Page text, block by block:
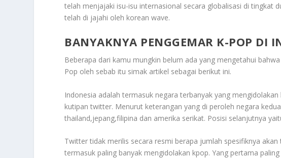
telah menjajaki isu-isu internasional secara globalisasi di tingkat
telah di jajahi oleh korean wave.
BANYAKNYA PENGGEMAR K-POP DI
Beberapa dari kamu mungkin belum ada yang mengetahui bahwa
Pop oleh sebab itu simak artikel sebagai berikut ini.
Indonesia adalah termasuk negara terbanyak yang
kutipan twitter. Menurut keterangan yang di peroleh negara
thailand,jepang,filipina dan amerika serikat. Posisi selanjutnya
Twitter tidak merilis secara resmi berapa jumlah spesifiknya
termasuk paling banyak mengidolakan kpop. Yang pertama